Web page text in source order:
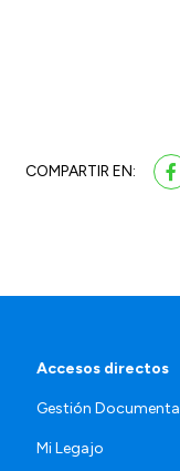
COMPARTIR EN:
Accesos directos
Gestión
Mi Legajo